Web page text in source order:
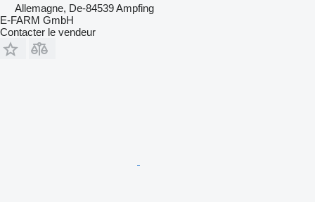
Allemagne, De-84539 Ampfing
E-FARM GmbH
Contacter le vendeur